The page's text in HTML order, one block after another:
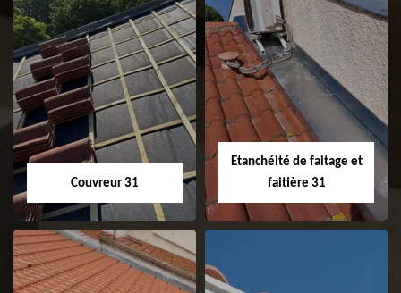
Couvreur 31
Etanchéité de faitage et
faitière 31